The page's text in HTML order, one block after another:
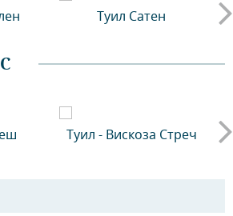
Туил Сатен
Туил - Вискоза Стреч